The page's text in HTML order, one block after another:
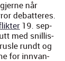
når
debat­teres.
19. sep­
med snil­lis­
rundt og
for innvan­